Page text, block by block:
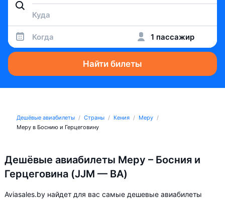
Когда 1 пассажир
Найти билеты
Дешёвые авиабилеты Страны Кения
Меру
Меру в Боснию и Герцеговину
Дешёвые авиабилеты Меру – Босния и
Герцеговина (JJM — BA)
Aviasales.by найдет для вас самые дешевые авиабилеты